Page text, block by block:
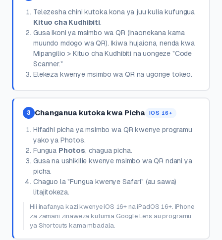
Telezesha chini kutoka kona ya juu kulia kufungua
Kituo cha Kudhibiti.
Gusa ikoni ya msimbo wa QR (inaonekana kama
muundo mdogo wa QR). Ikiwa hujaiona, nenda kwa
Mipangilio > Kituo cha Kudhibiti na uongeze "Code
Scanner."
Elekeza kwenye msimbo wa QR na ugonge tokeo.
3 Changanua kutoka kwa Picha IOS 16+
Hifadhi picha ya msimbo wa QR kwenye programu
yako ya Photos.
Fungua Photos, chagua picha.
Gusa na ushikilie kwenye msimbo wa QR ndani ya
picha.
Chaguo la "Fungua kwenye Safari" (au sawa)
litajitokeza.
Hii inafanya kazi kwenye iOS 16+ na iPadOS 16+. iPhone
za zamani zinaweza kutumia Google Lens au programu
ya Shortcuts kama mbadala.